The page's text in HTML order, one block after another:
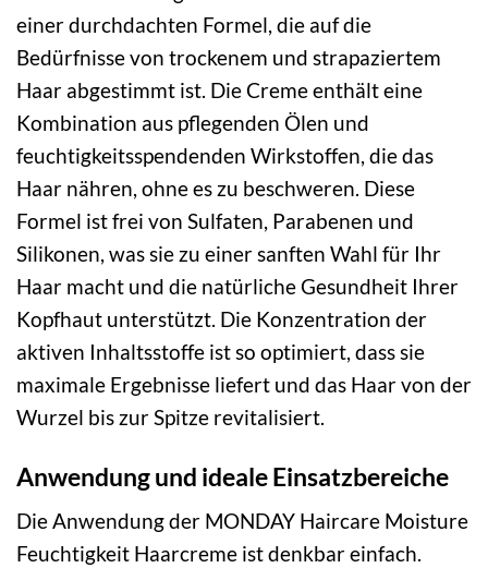
einer durchdachten Formel, die auf die
Bedürfnisse von trockenem und strapaziertem
Haar abgestimmt ist. Die Creme enthält eine
Kombination aus pflegenden Ölen und
feuchtigkeitsspendenden Wirkstoffen, die das
Haar nähren, ohne es zu beschweren. Diese
Formel ist frei von Sulfaten, Parabenen und
Silikonen, was sie zu einer sanften Wahl für Ihr
Haar macht und die natürliche Gesundheit Ihrer
Kopfhaut unterstützt. Die Konzentration der
aktiven Inhaltsstoffe ist so optimiert, dass sie
maximale Ergebnisse liefert und das Haar von der
Wurzel bis zur Spitze revitalisiert.
Anwendung und ideale Einsatzbereiche
Die Anwendung der MONDAY Haircare Moisture
Feuchtigkeit Haarcreme ist denkbar einfach.